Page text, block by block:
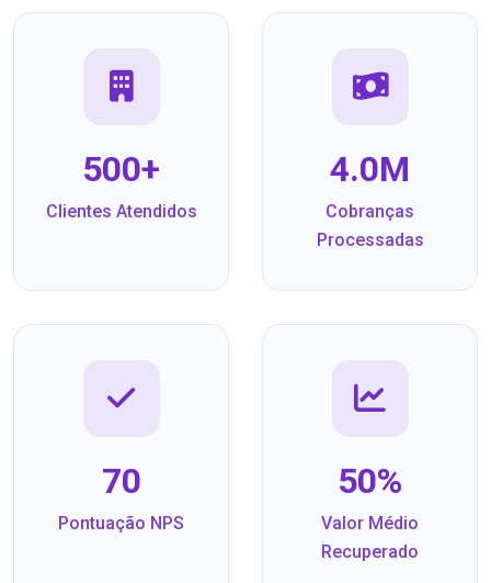
500+
Clientes Atendidos
4.0M
Cobranças
Processadas
70
Pontuação NPS
50%
Valor Médio
Recuperado